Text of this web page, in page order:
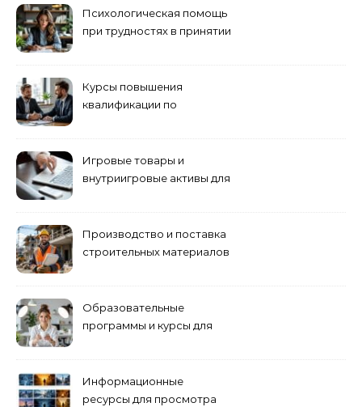
Психологическая помощь
при трудностях в принятии
Курсы повышения
квалификации по
Игровые товары и
внутриигровые активы для
приобретения
Производство и поставка
строительных материалов
Образовательные
программы и курсы для
Информационные
ресурсы для просмотра